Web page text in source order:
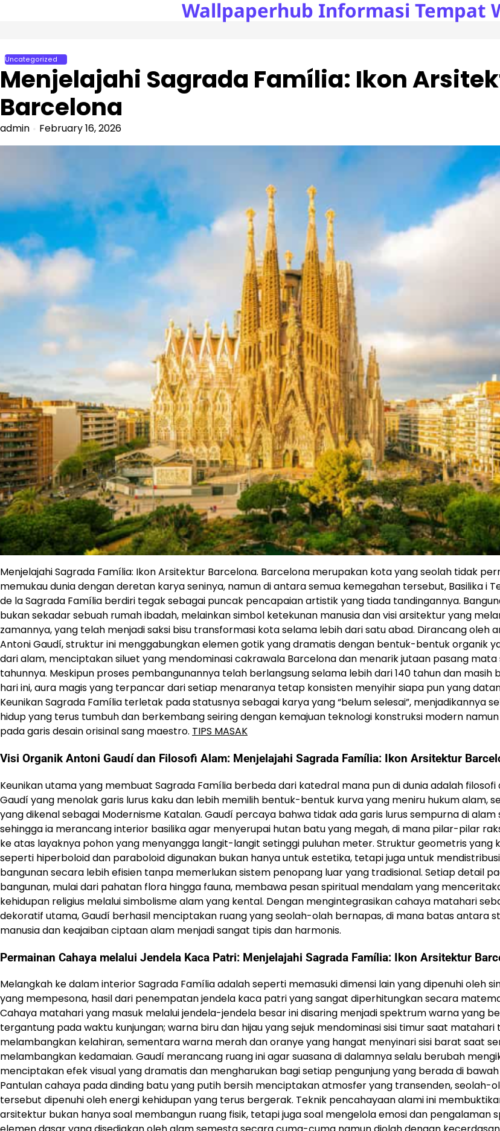
Wallpaperhub Informasi Tempat
Uncategorized
Menjelajahi Sagrada Família: Ikon
Barcelona
admin February 16, 2026
Menjelajahi Sagrada Família: Ikon Arsitektur Barcelona. Barcelona merupakan kota yang seolah tidak
memukau dunia dengan deretan karya seninya, namun di antara semua kemegahan tersebut, Basilika i
de la Sagrada Família berdiri tegak sebagai puncak pencapaian artistik yang tiada tandingannya.
bukan sekadar sebuah rumah ibadah, melainkan simbol ketekunan manusia dan visi arsitektur yang
zamannya, yang telah menjadi saksi bisu transformasi kota selama lebih dari satu abad. Dirancang oleh
Antoni Gaudí, struktur ini menggabungkan elemen gotik yang dramatis dengan bentuk-bentuk organik
dari alam, menciptakan siluet yang mendominasi cakrawala Barcelona dan menarik jutaan pasang
tahunnya. Meskipun proses pembangunannya telah berlangsung selama lebih dari 140 tahun dan masih
hari ini, aura magis yang terpancar dari setiap menaranya tetap konsisten menyihir siapa pun yang
Keunikan Sagrada Família terletak pada statusnya sebagai karya yang “belum selesai”, menjadikannya
hidup yang terus tumbuh dan berkembang seiring dengan kemajuan teknologi konstruksi modern
pada garis desain orisinal sang maestro. TIPS MASAK
Visi Organik Antoni Gaudí dan Filosofi Alam: Menjelajahi Sagrada Família: Ikon Arsitektur
Keunikan utama yang membuat Sagrada Família berbeda dari katedral mana pun di dunia adalah filosofi
Gaudí yang menolak garis lurus kaku dan lebih memilih bentuk-bentuk kurva yang meniru hukum alam,
yang dikenal sebagai Modernisme Katalan. Gaudí percaya bahwa tidak ada garis lurus sempurna di alam
sehingga ia merancang interior basilika agar menyerupai hutan batu yang megah, di mana pilar-pilar
ke atas layaknya pohon yang menyangga langit-langit setinggi puluhan meter. Struktur geometris yang
seperti hiperboloid dan paraboloid digunakan bukan hanya untuk estetika, tetapi juga untuk
bangunan secara lebih efisien tanpa memerlukan sistem penopang luar yang tradisional. Setiap detail
bangunan, mulai dari pahatan flora hingga fauna, membawa pesan spiritual mendalam yang
kehidupan religius melalui simbolisme alam yang kental. Dengan mengintegrasikan cahaya matahari
dekoratif utama, Gaudí berhasil menciptakan ruang yang seolah-olah bernapas, di mana batas antara
manusia dan keajaiban ciptaan alam menjadi sangat tipis dan harmonis.
Permainan Cahaya melalui Jendela Kaca Patri: Menjelajahi Sagrada Família: Ikon Arsitektur
Melangkah ke dalam interior Sagrada Família adalah seperti memasuki dimensi lain yang dipenuhi oleh
yang mempesona, hasil dari penempatan jendela kaca patri yang sangat diperhitungkan secara
Cahaya matahari yang masuk melalui jendela-jendela besar ini disaring menjadi spektrum warna yang
tergantung pada waktu kunjungan; warna biru dan hijau yang sejuk mendominasi sisi timur saat
melambangkan kelahiran, sementara warna merah dan oranye yang hangat menyinari sisi barat saat
melambangkan kedamaian. Gaudí merancang ruang ini agar suasana di dalamnya selalu berubah
menciptakan efek visual yang dramatis dan mengharukan bagi setiap pengunjung yang berada di
Pantulan cahaya pada dinding batu yang putih bersih menciptakan atmosfer yang transenden, seolah-
tersebut dipenuhi oleh energi kehidupan yang terus bergerak. Teknik pencahayaan alami ini
arsitektur bukan hanya soal membangun ruang fisik, tetapi juga soal mengelola emosi dan pengalaman